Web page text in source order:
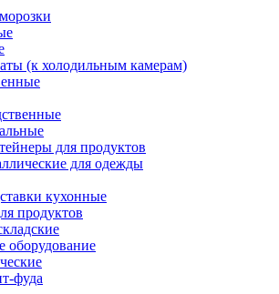
(к холодильным камерам)
для продуктов
для одежды
кухонные
продуктов
оборудование
фуда